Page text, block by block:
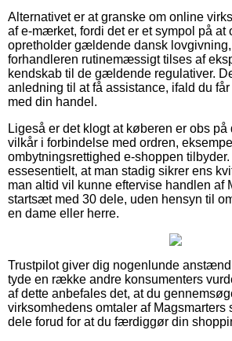
Alternativet er at granske om online
af e-mærket, fordi det er et sympol på at
opretholder gældende dansk
forhandleren rutinemæssigt tilses af
kendskab til de gældende regulativer.
anledning til at få assistance, ifald du
med din handel.
Ligeså er det klogt at køberen er obs
vilkår i forbindelse med ordren,
ombytningsrettighed e-shoppen
essesentielt, at man stadig sikrer ens
man altid vil kunne eftervise handlen af
startsæt med 30 dele, uden hensyn til
en dame eller herre.
Trustpilot giver dig nogenlunde
tyde en række andre konsumenters
af dette anbefales det, at du
virksomhedens omtaler af Magsmarters
dele forud for at du færdiggør din